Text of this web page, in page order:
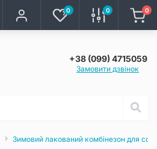
0 0 0
+38 (099) 4715059
Замовити дзвінок
Зимовий лакований комбінезон для